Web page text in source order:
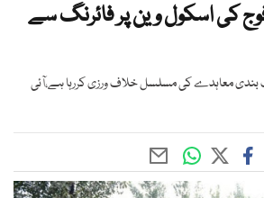
کی اسکول وین پر فائرنگ سے
بندی معاہدے کی مسلسل خلاف ورزی کررہا ہے،آئی